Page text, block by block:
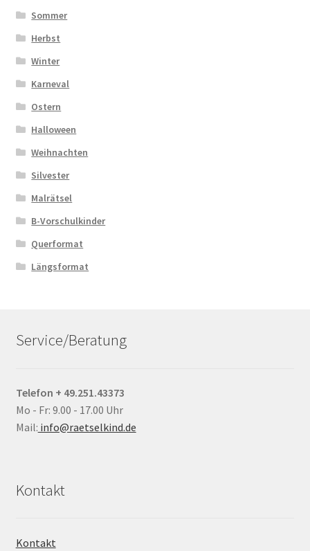
Sommer
Herbst
Winter
Karneval
Ostern
Halloween
Weihnachten
Silvester
Malrätsel
B-Vorschulkinder
Querformat
Längsformat
Service/Beratung
Telefon + 49.251.43373
Mo - Fr: 9.00 - 17.00 Uhr
Mail: info@raetselkind.de
Kontakt
Kontakt